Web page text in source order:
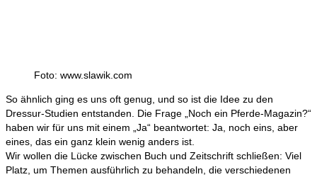
Foto: www.slawik.com
So ähnlich ging es uns oft genug, und so ist die Idee zu den
Dressur-Studien entstanden. Die Frage „Noch ein Pferde-Magazin?“
haben wir für uns mit einem „Ja“ beantwortet: Ja, noch eins, aber
eines, das ein ganz klein wenig anders ist.
Wir wollen die Lücke zwischen Buch und Zeitschrift schließen: Viel
Platz, um Themen ausführlich zu behandeln, die verschiedenen